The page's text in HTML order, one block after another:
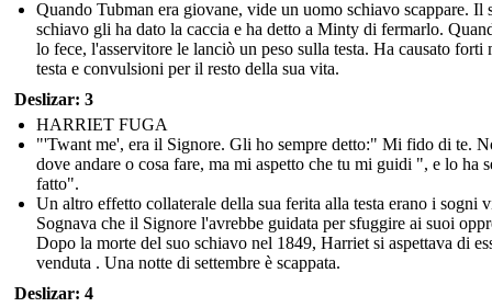
Quando Tubman era giovane, vide un uomo schiavo scappare. Il
schiavo gli ha dato la caccia e ha detto a Minty di fermarlo.
lo fece, l'asservitore le lanciò un peso sulla testa. Ha causato forti
testa e convulsioni per il resto della sua vita.
Deslizar: 3
HARRIET FUGA
"'Twant me', era il Signore. Gli ho sempre detto:" Mi fido di te.
dove andare o cosa fare, ma mi aspetto che tu mi guidi ", e lo ha
fatto".
Un altro effetto collaterale della sua ferita alla testa erano i sogni
Sognava che il Signore l'avrebbe guidata per sfuggire ai suoi
Dopo la morte del suo schiavo nel 1849, Harriet si aspettava di
venduta . Una notte di settembre è scappata.
Deslizar: 4